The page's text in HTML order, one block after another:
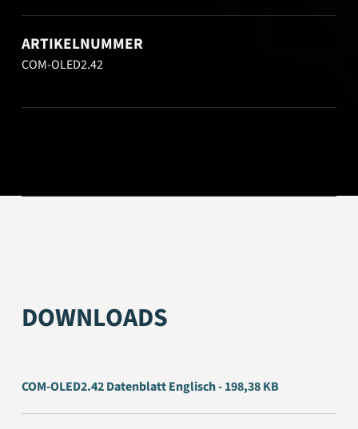
ARTIKELNUMMER
COM-OLED2.42
DOWNLOADS
COM-OLED2.42 Datenblatt Englisch - 198,38 KB